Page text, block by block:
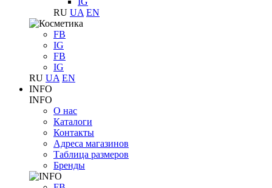
RU UA EN
FB
IG
FB
IG
RU UA EN
INFO
INFO
О нас
Каталоги
Контакты
Адреса магазинов
Таблица размеров
Бренды